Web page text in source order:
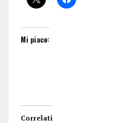
Mi piace:
Correlati